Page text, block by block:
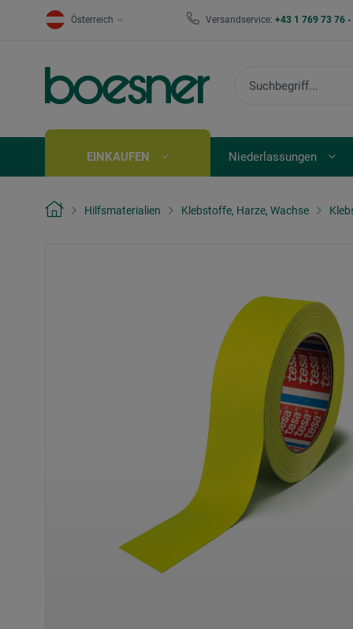
Österreich Versandservice: +43 1 769 73 76
EINKAUFEN Niederlassungen
Hilfsmaterialien Klebstoffe, Harze, Wachse